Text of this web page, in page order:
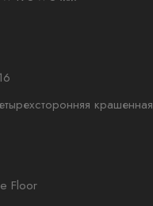
крашенная
Floor